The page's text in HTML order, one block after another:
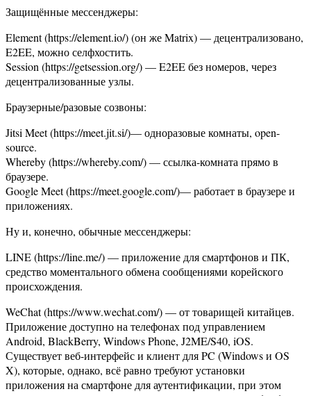
Защищённые мессенджеры:
Element (https://element.io/) (он же Matrix) — децентрализовано,
E2EE, можно селфхостить.
Session (https://getsession.org/) — E2EE без номеров, через
децентрализованные узлы.
Браузерные/разовые созвоны:
Jitsi Meet (https://meet.jit.si/)— одноразовые комнаты, open-
source.
Whereby (https://whereby.com/) — ссылка-комната прямо в
браузере.
Google Meet (https://meet.google.com/)— работает в браузере и
приложениях.
Ну и, конечно, обычные мессенджеры:
LINE (https://line.me/) — приложение для смартфонов и ПК,
средство моментального обмена сообщениями корейского
происхождения.
WeChat (https://www.wechat.com/) — от товарищей китайцев.
Приложение доступно на телефонах под управлением
Android, BlackBerry, Windows Phone, J2ME/S40, iOS.
Существует веб-интерфейс и клиент для PC (Windows и OS
X), которые, однако, всё равно требуют установки
приложения на смартфоне для аутентификации, при этом